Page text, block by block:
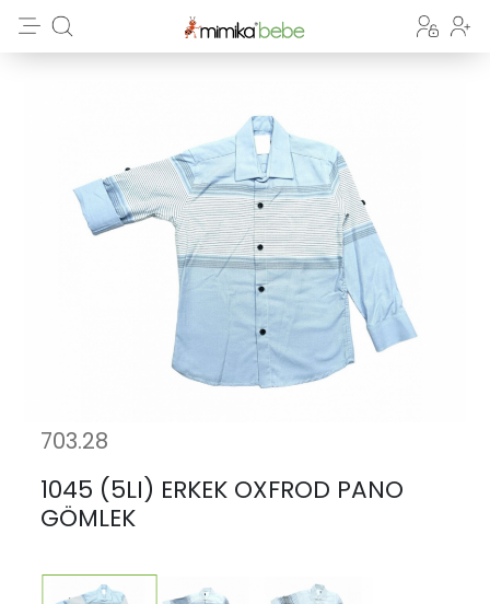
703.28
1045 (5LI) ERKEK OXFROD PANO
GÖMLEK